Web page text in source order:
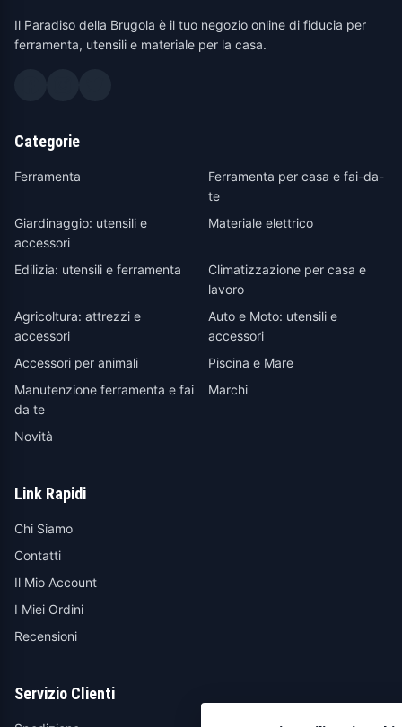
Il Paradiso della Brugola è il tuo negozio online di fiducia per
ferramenta, utensili e materiale per la casa.
Categorie
Ferramenta
Ferramenta per casa e fai-da-
te
Giardinaggio: utensili e
accessori
Materiale elettrico
Edilizia: utensili e ferramenta
Climatizzazione per casa e
lavoro
Agricoltura: attrezzi e
accessori
Auto e Moto: utensili e
accessori
Accessori per animali
Piscina e Mare
Manutenzione ferramenta e fai
da te
Marchi
Novità
Link Rapidi
Chi Siamo
Contatti
Il Mio Account
I Miei Ordini
Recensioni
Servizio Clienti